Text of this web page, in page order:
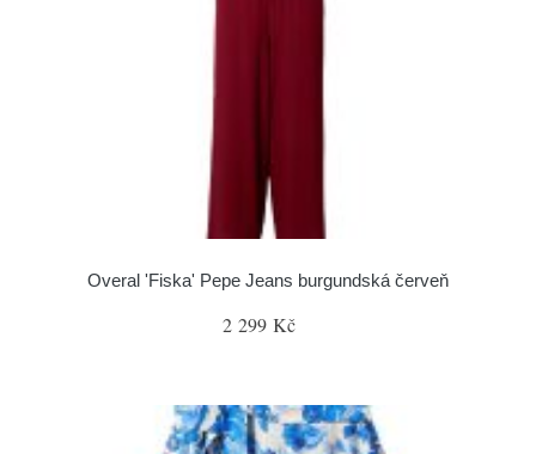
Overal 'Fiska' Pepe Jeans burgundská červeň
2 299 Kč